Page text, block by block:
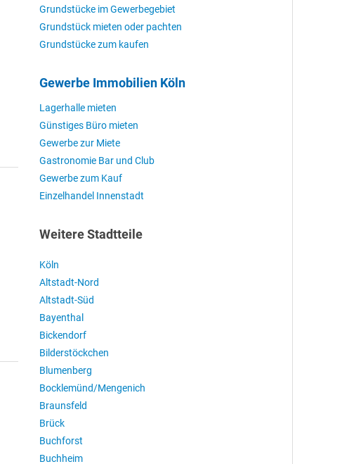
Grundstücke im Gewerbegebiet
Grundstück mieten oder pachten
Grundstücke zum kaufen
Gewerbe Immobilien Köln
Lagerhalle mieten
Günstiges Büro mieten
Gewerbe zur Miete
Gastronomie Bar und Club
Gewerbe zum Kauf
Einzelhandel Innenstadt
Weitere Stadtteile
Köln
Altstadt-Nord
Altstadt-Süd
Bayenthal
Bickendorf
Bilderstöckchen
Blumenberg
Bocklemünd/Mengenich
Braunsfeld
Brück
Buchforst
Buchheim